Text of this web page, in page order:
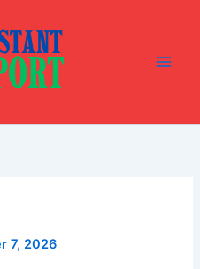
7, 2026